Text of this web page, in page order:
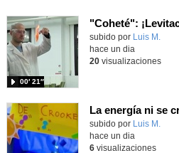
"Coheté":
Contenido educativo.
subido por Luis M.
00′ 21″
hace un dia
20visualizaciones
Contenido educativo.
subido por Luis M.
hace un dia
6visualizaciones